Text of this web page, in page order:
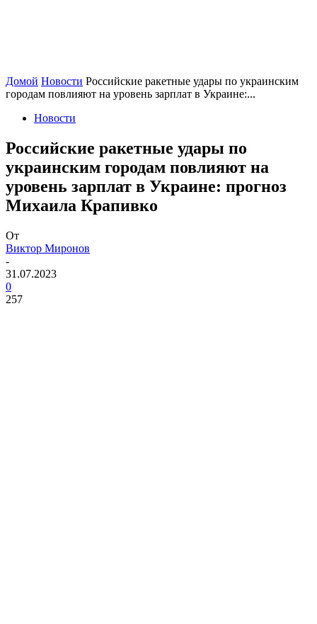
Домой Новости Российские ракетные удары по украинским
городам повлияют на уровень зарплат в Украине:...
Новости
Российские ракетные удары по
украинским городам повлияют на
уровень зарплат в Украине: прогноз
Михаила Крапивко
От
Виктор Миронов
-
31.07.2023
0
257